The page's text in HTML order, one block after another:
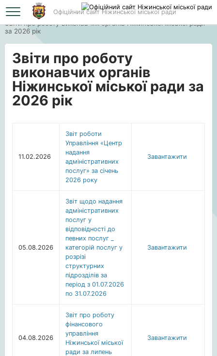
Офіційний сайт Ніжинської міської ради
Головна
Звіти про роботу виконавчих органів Ніжинської міської ради
за 2026 рік
Звіти про роботу
виконавчих органів
Ніжинської міської ради за
2026 рік
11.02.2026
Звіт роботи
Управління «Центр
надання
адміністративних
послуг» за січень
2026 року
Завантажити
05.08.2026
Звіт щодо надання
адміністративних
послуг у
відповідності до
певних послуг _
категорій послуг у
розрізі
структурних
підрозділів за
період з 01.07.2026
по 31.07.2026
Завантажити
04.08.2026
Звіт про роботу
фінансового
управління
Ніжинської міської
ради за липень
Завантажити